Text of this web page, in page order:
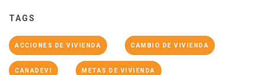
TAGS
ACCIONES DE VIVIENDA CAMBIO DE VIVIENDA
CANADEVI METAS DE VIVIENDA